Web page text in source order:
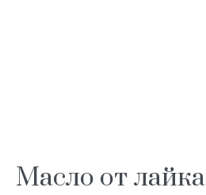
Масло от лайка